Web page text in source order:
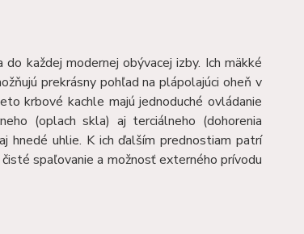
každej modernej obývacej izby. Ich mäkké
prekrásny pohľad na plápolajúci oheň v
krbové kachle majú jednoduché ovládanie
(oplach skla) aj terciálneho (dohorenia
hnedé uhlie. K ich ďalším prednostiam patrí
spaľovanie a možnosť externého prívodu